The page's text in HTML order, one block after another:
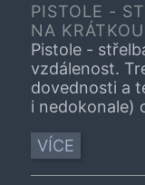
PISTOLE -
NA
Pistole -
vzdálenost.
dovednosti a
i nedokonale)
vas zcela
vhodny kurz.
VÍCE